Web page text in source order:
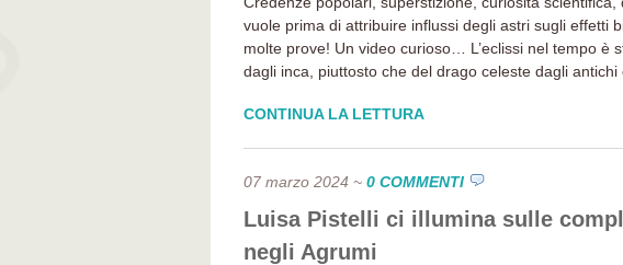
vuole prima di attribuire influssi degli astri sugli effetti
molte prove! Un video curioso… L’eclissi nel tempo è
dagli inca, piuttosto che del drago celeste dagli
CONTINUA LA LETTURA
07 marzo 2024 ~ 0 COMMENTI
Luisa Pistelli ci illumina sulle
negli Agrumi